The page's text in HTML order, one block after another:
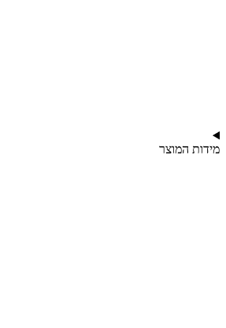
מידות המוצר